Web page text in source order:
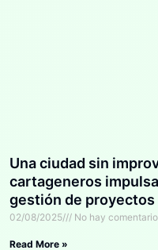
Una ciudad sin
cartageneros
gestión de proyectos
02/08/2025 No hay
Read More »